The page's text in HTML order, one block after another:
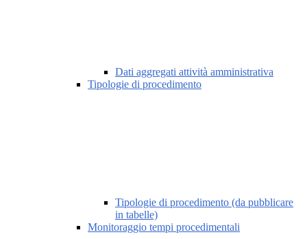
Dati aggregati attività amministrativa
Tipologie di procedimento
Tipologie di procedimento (da pubblicare
in tabelle)
Monitoraggio tempi procedimentali